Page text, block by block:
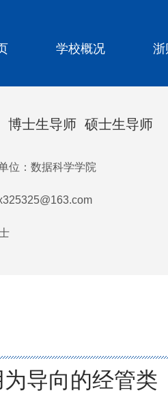
学校概况 浙
博士生导师 硕士生导师
位：数据科学学院
导向的经管